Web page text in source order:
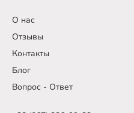
О нас
Отзывы
Контакты
Блог
Вопрос - Ответ